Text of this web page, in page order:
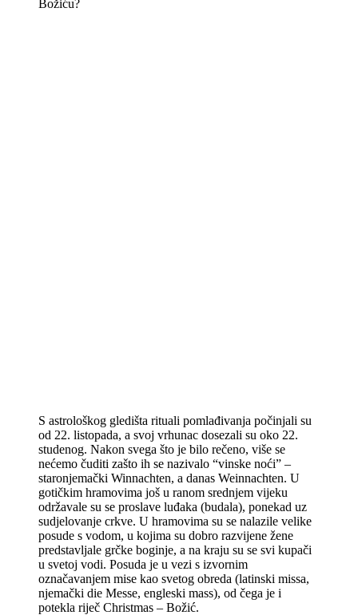
Božiću?
S astrološkog gledišta rituali pomlađivanja počinjali su
od 22. listopada, a svoj vrhunac dosezali su oko 22.
studenog. Nakon svega što je bilo rečeno, više se
nećemo čuditi zašto ih se nazivalo “vinske noći” –
staronjemački Winnachten, a danas Weinnachten. U
gotičkim hramovima još u ranom srednjem vijeku
održavale su se proslave luđaka (budala), ponekad uz
sudjelovanje crkve. U hramovima su se nalazile velike
posude s vodom, u kojima su dobro razvijene žene
predstavljale grčke boginje, a na kraju su se svi kupači
u svetoj vodi. Posuda je u vezi s izvornim
označavanjem mise kao svetog obreda (latinski missa,
njemački die Messe, engleski mass), od čega je i
potekla riječ Christmas – Božić.